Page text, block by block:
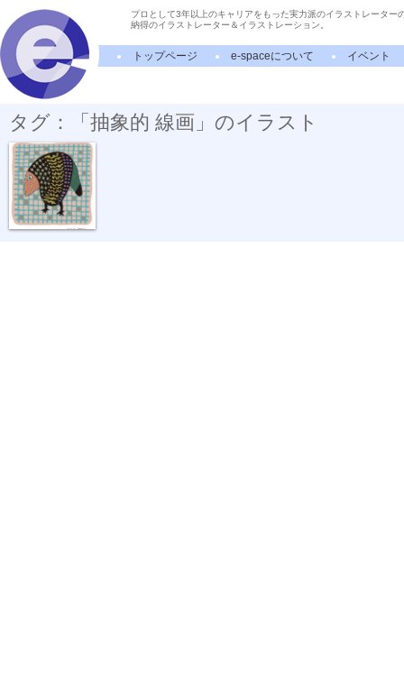
プロとして3年以上のキャリアをもった実力派のイラストレーター
納得のイラストレーター＆イラストレーション。
トップページ e-spaceについて イベント
タグ：「抽象的 線画」のイラスト
寡黙な鳥